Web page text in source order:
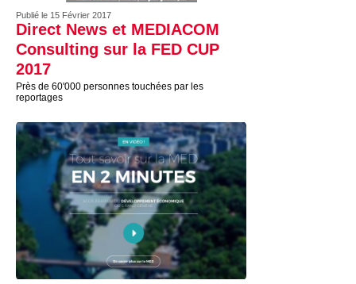
Publié le 15 Février 2017
Direct News et MEDIACOM
Consulting sur la FED CUP
2017
Près de 60'000 personnes touchées par les
reportages